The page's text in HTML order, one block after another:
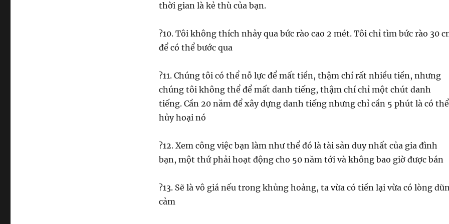
thời gian là kẻ thù của bạn.
?10. Tôi không thích nhảy qua bức rào cao 2 mét. Tôi chỉ tìm bức rào 30
để có thể bước qua
?11. Chúng tôi có thể nỗ lực để mất tiền, thậm chí rất nhiều tiền, nhưng
chúng tôi không thể để mất danh tiếng, thậm chí chỉ một chút danh
tiếng. Cần 20 năm để xây dựng danh tiếng nhưng chỉ cần 5 phút là có thể
hủy hoại nó
?12. Xem công việc bạn làm như thể đó là tài sản duy nhất của gia đình
bạn, một thứ phải hoạt động cho 50 năm tới và không bao giờ được bán
?13. Sẽ là vô giá nếu trong khủng hoảng, ta vừa có tiền lại vừa có lòng
cảm